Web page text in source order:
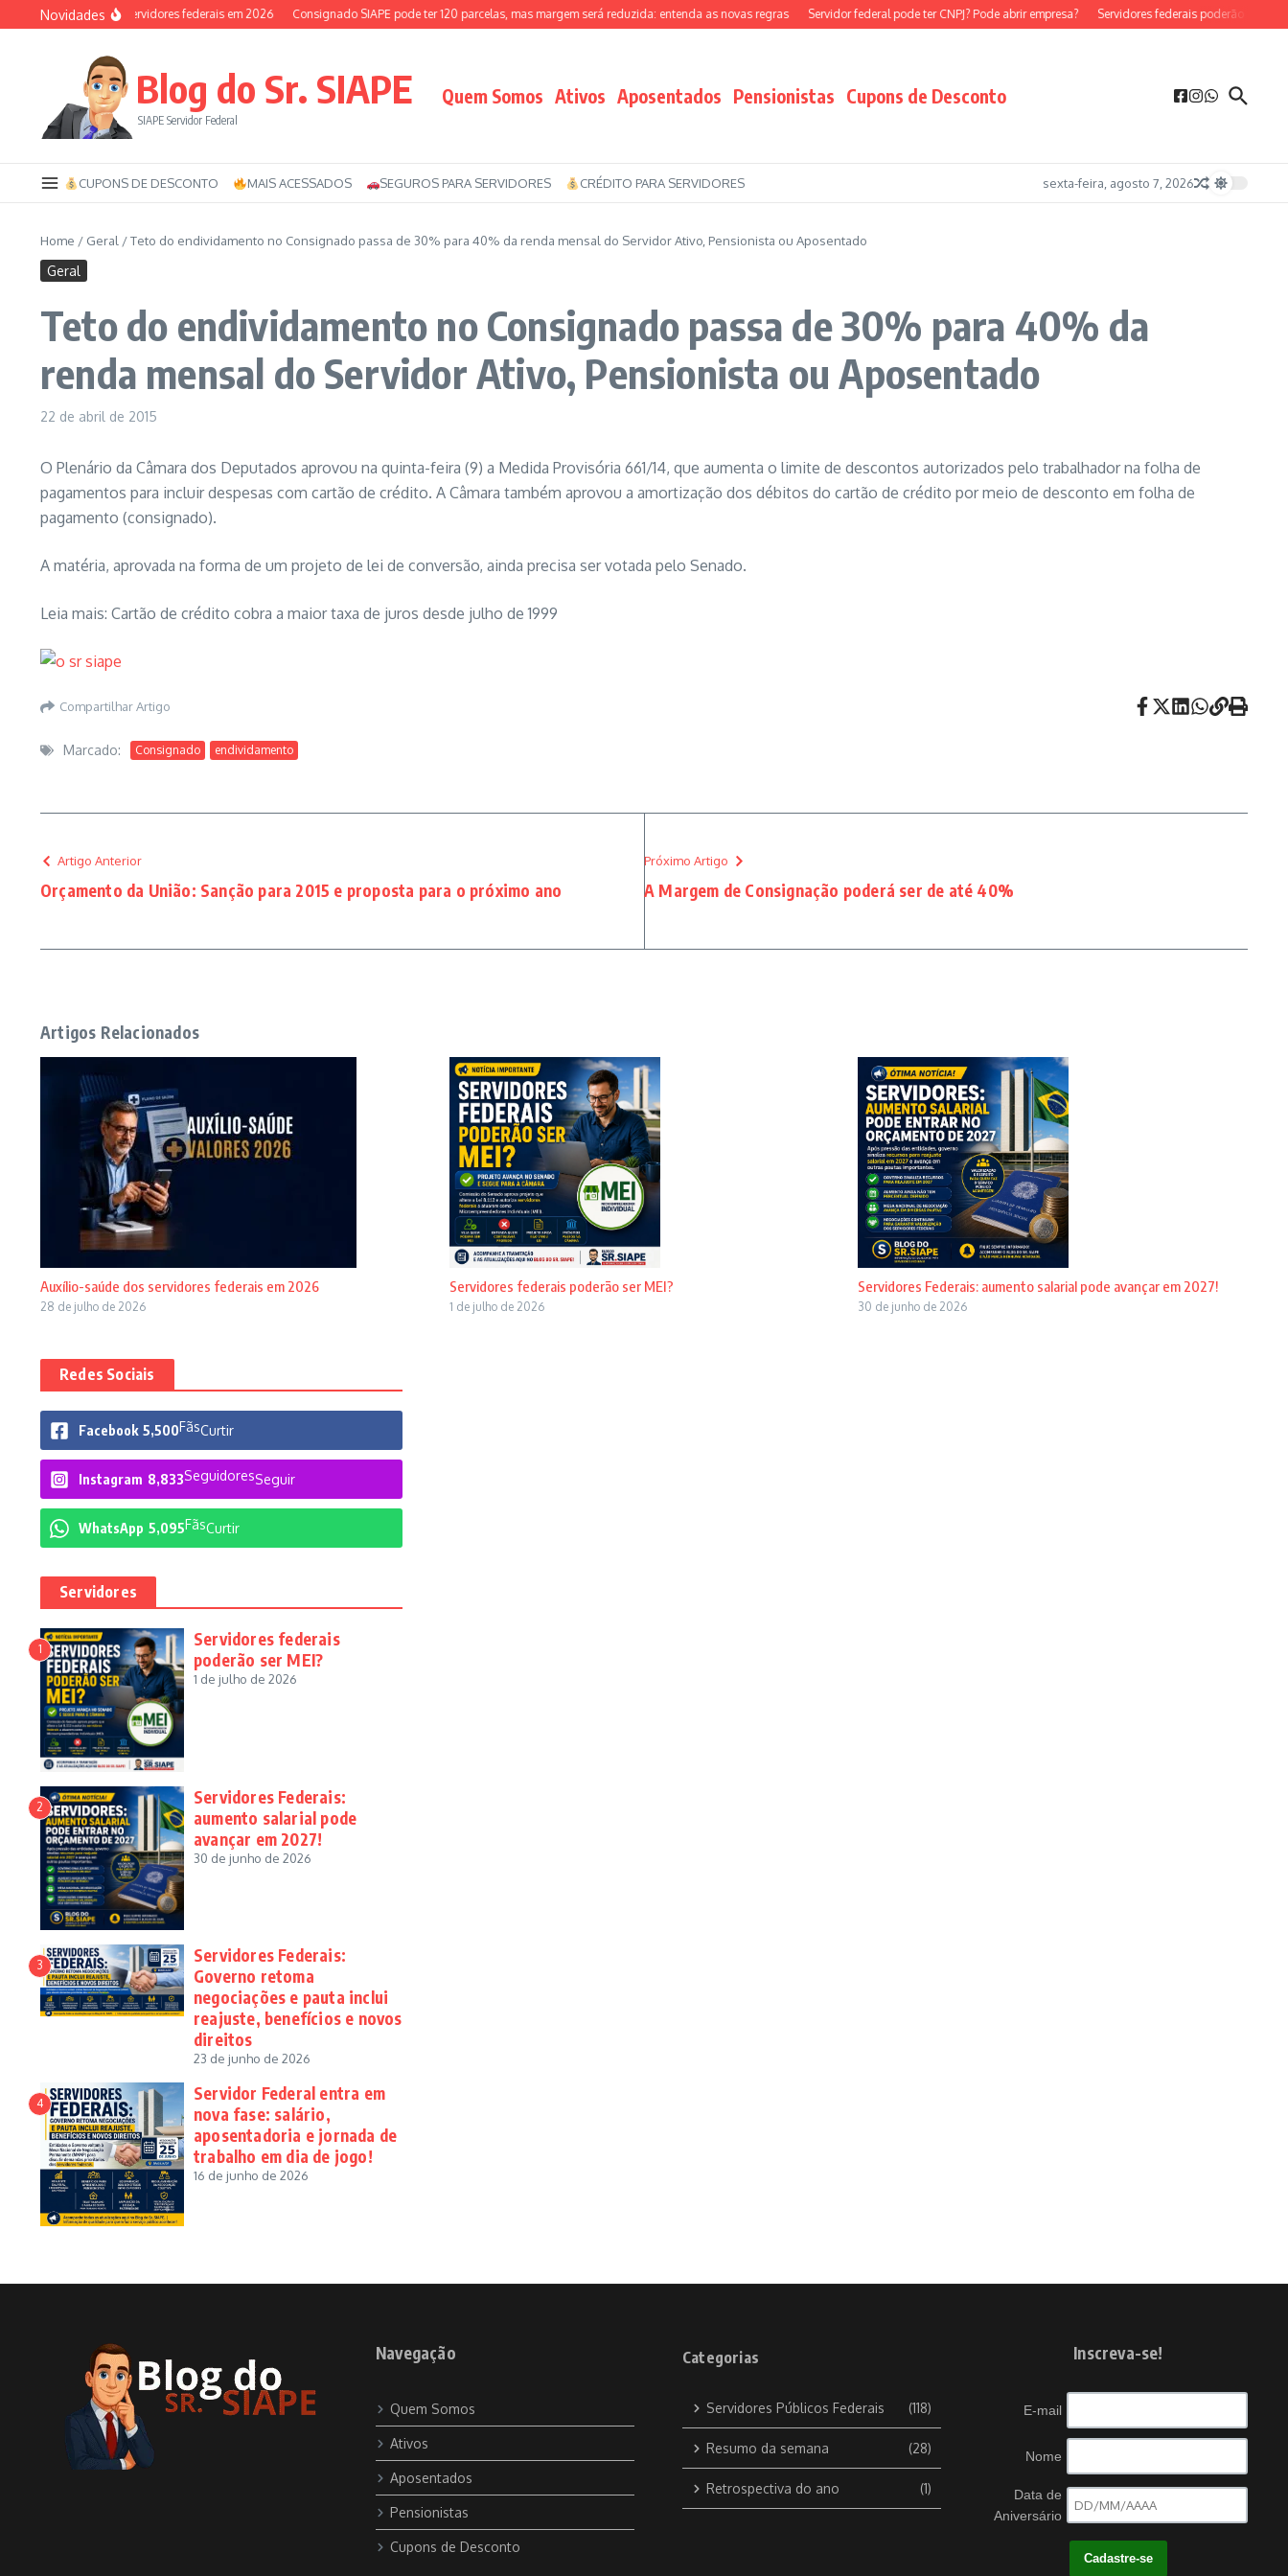
Ir para o conteúdo
Novidades
Auxílio-saúde dos servidores federais em 2026 Consignado SIAPE pode ter 120 parcelas, mas margem será reduzida: entenda as novas regras Servidor federal pode ter CNPJ? Pode abrir empresa? Servidores federais poderão ser MEI?
Blog do Sr. SIAPE
SIAPE Servidor Federal
Quem Somos Ativos Aposentados Pensionistas Cupons de Desconto
CUPONS DE DESCONTO MAIS ACESSADOS SEGUROS PARA SERVIDORES CRÉDITO PARA SERVIDORES sexta-feira, agosto 7, 2026
Home / Geral /Teto do endividamento no Consignado passa de 30% para 40% da renda mensal do Servidor Ativo, Pensionista ou Aposentado
Geral
Teto do endividamento no Consignado passa de 30% para 40% da
renda mensal do Servidor Ativo, Pensionista ou Aposentado
22 de abril de 2015
O Plenário da Câmara dos Deputados aprovou na quinta-feira (9) a Medida Provisória 661/14, que aumenta o limite de descontos autorizados pelo trabalhador na folha de
pagamentos para incluir despesas com cartão de crédito. A Câmara também aprovou a amortização dos débitos do cartão de crédito por meio de desconto em folha de
pagamento (consignado).
A matéria, aprovada na forma de um projeto de lei de conversão, ainda precisa ser votada pelo Senado.
Leia mais: Cartão de crédito cobra a maior taxa de juros desde julho de 1999
Compartilhar Artigo
Marcado: Consignado endividamento
Artigo Anterior
Orçamento da União: Sanção para 2015 e proposta para o próximo ano
Próximo Artigo
A Margem de Consignação poderá ser de até 40%
Artigos Relacionados
Auxílio-saúde dos servidores federais em 2026
28 de julho de 2026
Servidores federais poderão ser MEI?
1 de julho de 2026
Servidores Federais: aumento salarial pode avançar em 2027!
30 de junho de 2026
Redes Sociais
Facebook 5,500FãsCurtir
Instagram 8,833SeguidoresSeguir
WhatsApp 5,095FãsCurtir
Servidores
1
Servidores federais
poderão ser MEI?
1 de julho de 2026
2
Servidores Federais:
aumento salarial pode
avançar em 2027!
30 de junho de 2026
3
Servidores Federais:
Governo retoma
negociações e pauta inclui
reajuste, benefícios e novos
direitos
23 de junho de 2026
4
Servidor Federal entra em
nova fase: salário,
aposentadoria e jornada de
trabalho em dia de jogo!
16 de junho de 2026
Navegação
Quem Somos
Ativos
Aposentados
Pensionistas
Cupons de Desconto
Categorias
Servidores Públicos Federais (118)
Resumo da semana (28)
Retrospectiva do ano (1)
Inscreva-se!
E-mail
Nome
Data de
Aniversário